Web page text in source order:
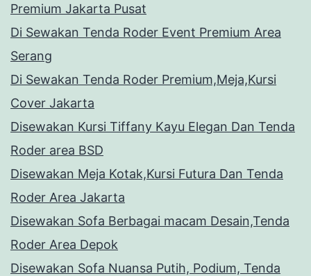
Premium Jakarta Pusat
Di Sewakan Tenda Roder Event Premium Area
Serang
Di Sewakan Tenda Roder Premium,Meja,Kursi
Cover Jakarta
Disewakan Kursi Tiffany Kayu Elegan Dan Tenda
Roder area BSD
Disewakan Meja Kotak,Kursi Futura Dan Tenda
Roder Area Jakarta
Disewakan Sofa Berbagai macam Desain,Tenda
Roder Area Depok
Disewakan Sofa Nuansa Putih, Podium, Tenda